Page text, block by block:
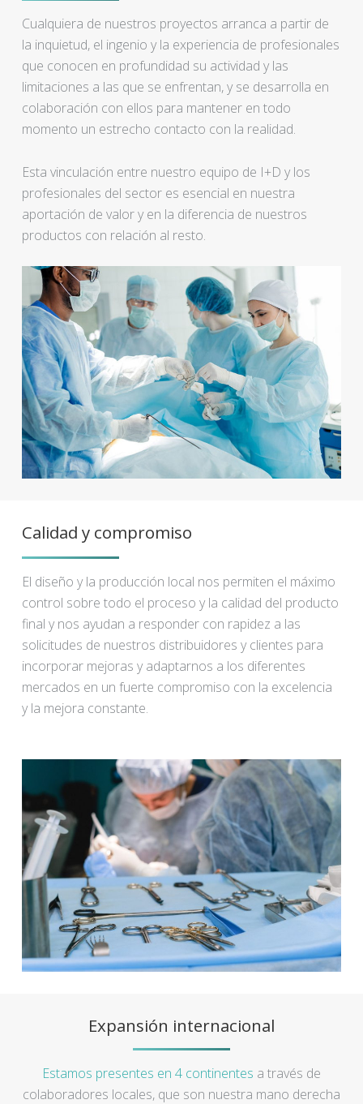
Cualquiera de nuestros proyectos arranca a partir de
la inquietud, el ingenio y la experiencia de profesionales
que conocen en profundidad su actividad y las
limitaciones a las que se enfrentan, y se desarrolla en
colaboración con ellos para mantener en todo
momento un estrecho contacto con la realidad.
Esta vinculación entre nuestro equipo de I+D y los
profesionales del sector es esencial en nuestra
aportación de valor y en la diferencia de nuestros
productos con relación al resto.
Calidad y compromiso
El diseño y la producción local nos permiten el máximo
control sobre todo el proceso y la calidad del producto
final y nos ayudan a responder con rapidez a las
solicitudes de nuestros distribuidores y clientes para
incorporar mejoras y adaptarnos a los diferentes
mercados en un fuerte compromiso con la excelencia
y la mejora constante.
Expansión internacional
Estamos presentes en 4 continentes a través de
colaboradores locales, que son nuestra mano derecha